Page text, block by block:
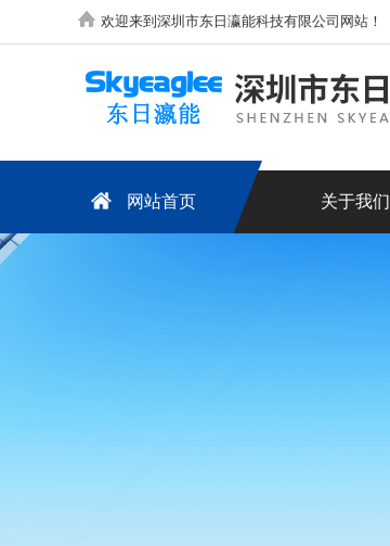
欢迎来到深圳市东日瀛能科技有限公司网站！
网站首页 关于我们